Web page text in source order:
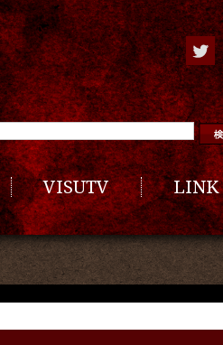
VISUTV LINK